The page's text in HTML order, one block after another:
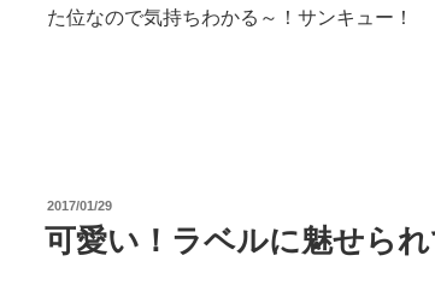
た位なので気持ちわかる～！サンキュー！
投
稿
日:
2017/01/29
可愛い！ラベルに魅せられ